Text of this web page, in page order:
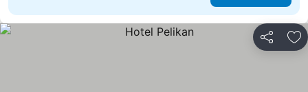
Partilhar